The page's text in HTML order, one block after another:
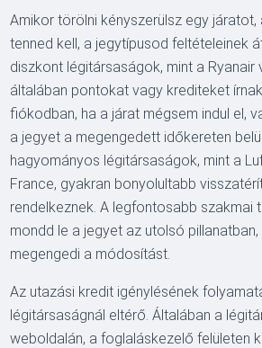
Amikor törölni kényszerülsz egy
tenned kell, a jegytípusod feltételeinek
diszkont légitársaságok, mint a Ryanair
általában pontokat vagy krediteket
fiókodban, ha a járat mégsem indul el,
a jegyet a megengedett időkereten
hagyományos légitársaságok, mint a
France, gyakran bonyolultabb
rendelkeznek. A legfontosabb szakmai
mondd le a jegyet az utolsó
megengedi a módosítást.
Az utazási kredit igénylésének
légitársaságnál eltérő. Általában a
weboldalán, a foglaláskezelő felületen